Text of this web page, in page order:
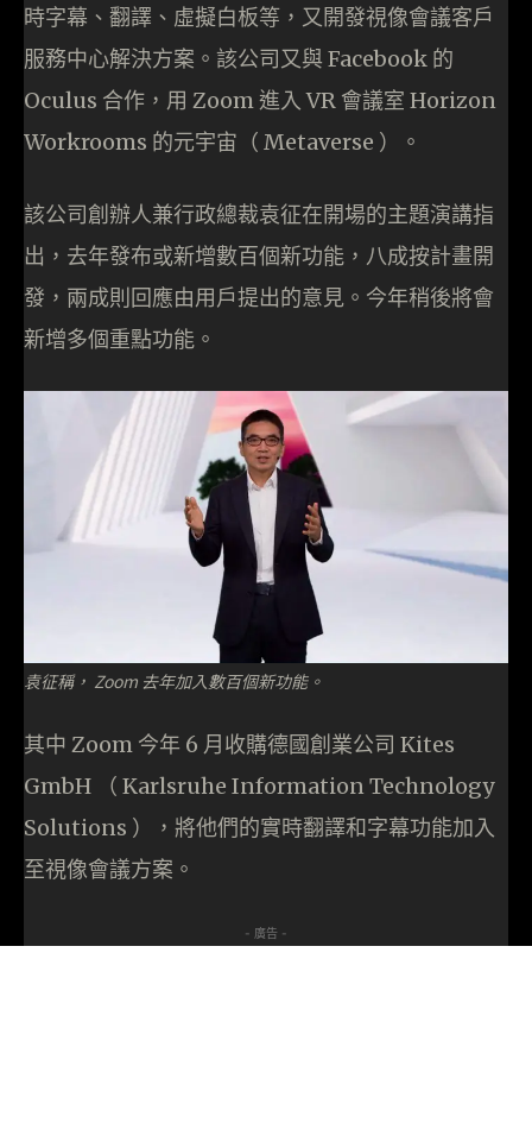
時字幕、翻譯、虛擬白板等，又開發視像會議客戶
服務中心解決方案。該公司又與 Facebook 的
Oculus 合作，用 Zoom 進入 VR 會議室 Horizon
Workrooms 的元宇宙（ Metaverse ）。
該公司創辦人兼行政總裁袁征在開場的主題演講指
出，去年發布或新增數百個新功能，八成按計畫開
發，兩成則回應由用戶提出的意見。今年稍後將會
新增多個重點功能。
袁征稱， Zoom 去年加入數百個新功能。
其中 Zoom 今年 6 月收購德國創業公司 Kites
GmbH （ Karlsruhe Information Technology
Solutions ），將他們的實時翻譯和字幕功能加入
至視像會議方案。
- 廣告 -